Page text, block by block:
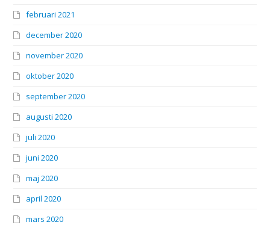
februari 2021
december 2020
november 2020
oktober 2020
september 2020
augusti 2020
juli 2020
juni 2020
maj 2020
april 2020
mars 2020